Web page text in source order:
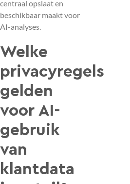
centraal opslaat en
beschikbaar maakt voor
AI-analyses.
Welke
privacyregels
gelden
voor AI-
gebruik
van
klantdata